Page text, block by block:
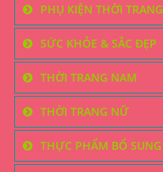
PHỤ KIỆN THỜI TRANG
SỨC KHỎE & SẮC ĐẸP
THỜI TRANG NAM
THỜI TRANG NỮ
THỰC PHẨM BỔ SUNG